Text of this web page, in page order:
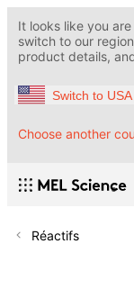
It looks like you
switch to our
product details,
Switch to USA
Choose another
Réactifs